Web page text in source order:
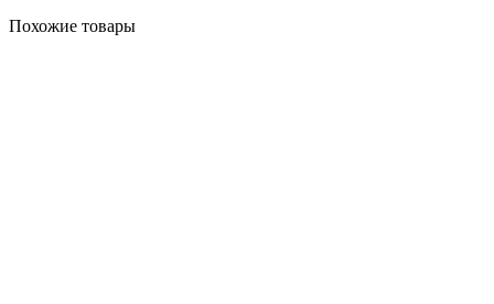
Похожие товары